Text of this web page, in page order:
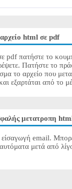
html σε pdf
pdf πατήστε το
Πατήστε το
το αρχείο που
εξαρτάται από το
μετατροπη
είσαγωγή email.
μετά από